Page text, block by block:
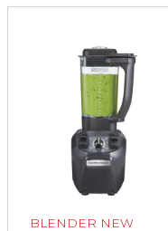
BLENDER NEW